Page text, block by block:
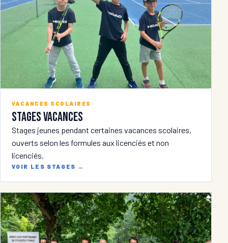
VACANCES SCOLAIRES
Stages vacances
Stages jeunes pendant certaines vacances scolaires,
ouverts selon les formules aux licenciés et non
licenciés.
VOIR LES STAGES →